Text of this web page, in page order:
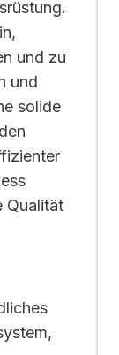
und zu
und
solide
Qualität